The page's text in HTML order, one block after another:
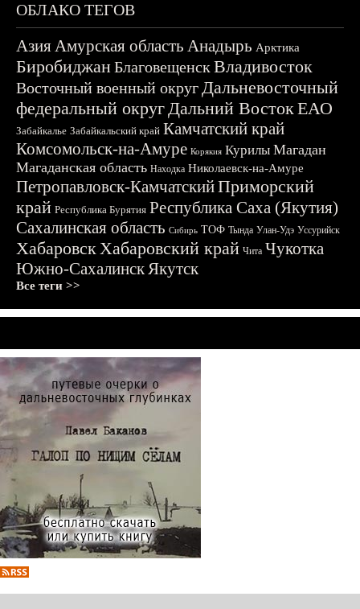
ОБЛАКО ТЕГОВ
АзияАмурская область Анадырь Арктика
БиробиджанБлаговещенскВладивосток
Восточный военный округДальневосточный
федеральный округДальний ВостокЕАО
Забайкалье Забайкальский край Камчатский край
Комсомольск-на-Амуре Корякия Курилы Магадан
Магаданская область Находка Николаевск-на-Амуре
Петропавловск-КамчатскийПриморский
край Республика Бурятия Республика Саха (Якутия)
Сахалинская область Сибирь ТОФ Тында Улан-Удэ Уссурийск
ХабаровскХабаровский край Чита Чукотка
Южно-СахалинскЯкутск
Все теги >>